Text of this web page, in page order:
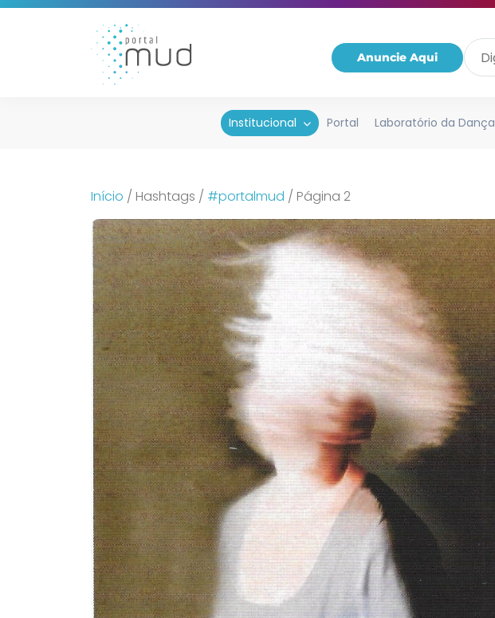
Anuncie Aqui
Institucional Portal Laboratório da Dança
Início / Hashtags / #portalmud / Página 2